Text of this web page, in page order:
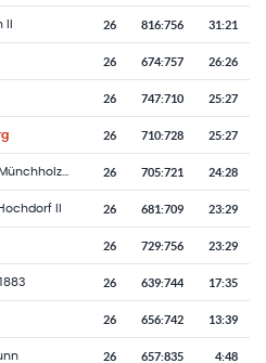
26 816:756 31:21
26 674:757 26:26
26 747:710 25:27
26 710:728 25:27
HSG Dutenhofen-Münchholzhausen II 26 705:721 24:28
II 26 681:709 23:29
26 729:756 23:29
26 639:744 17:35
26 656:742 13:39
26 657:835 4:48